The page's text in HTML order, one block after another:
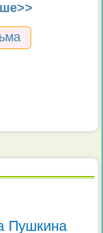
Пушкина